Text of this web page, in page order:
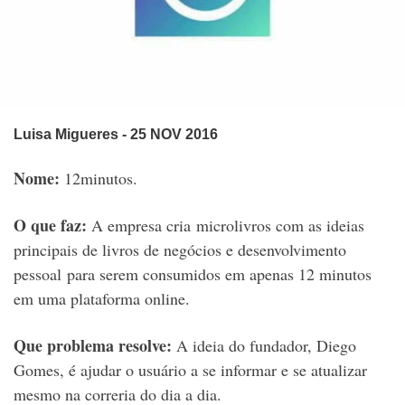
Luisa Migueres - 25 NOV 2016
Nome: 12minutos.
O que faz: A empresa cria microlivros com as ideias
principais de livros de negócios e desenvolvimento
pessoal para serem consumidos em apenas 12 minutos
em uma plataforma online.
Que problema resolve: A ideia do fundador, Diego
Gomes, é ajudar o usuário a se informar e se atualizar
mesmo na correria do dia a dia.